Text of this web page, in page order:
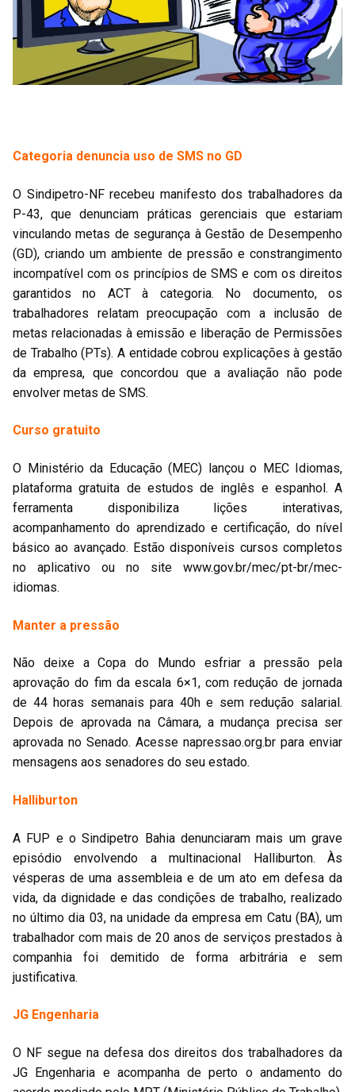
Categoria denuncia uso de SMS no GD
O Sindipetro-NF recebeu manifesto dos trabalhadores da
P-43, que denunciam práticas gerenciais que estariam
vinculando metas de segurança à Gestão de Desempenho
(GD), criando um ambiente de pressão e constrangimento
incompatível com os princípios de SMS e com os direitos
garantidos no ACT à categoria. No documento, os
trabalhadores relatam preocupação com a inclusão de
metas relacionadas à emissão e liberação de Permissões
de Trabalho (PTs). A entidade cobrou explicações à gestão
da empresa, que concordou que a avaliação não pode
envolver metas de SMS.
Curso gratuito
O Ministério da Educação (MEC) lançou o MEC Idiomas,
plataforma gratuita de estudos de inglês e espanhol. A
ferramenta disponibiliza lições interativas,
acompanhamento do aprendizado e certificação, do nível
básico ao avançado. Estão disponíveis cursos completos
no aplicativo ou no site www.gov.br/mec/pt-br/mec-
idiomas.
Manter a pressão
Não deixe a Copa do Mundo esfriar a pressão pela
aprovação do fim da escala 6×1, com redução de jornada
de 44 horas semanais para 40h e sem redução salarial.
Depois de aprovada na Câmara, a mudança precisa ser
aprovada no Senado. Acesse napressao.org.br para enviar
mensagens aos senadores do seu estado.
Halliburton
A FUP e o Sindipetro Bahia denunciaram mais um grave
episódio envolvendo a multinacional Halliburton. Às
vésperas de uma assembleia e de um ato em defesa da
vida, da dignidade e das condições de trabalho, realizado
no último dia 03, na unidade da empresa em Catu (BA), um
trabalhador com mais de 20 anos de serviços prestados à
companhia foi demitido de forma arbitrária e sem
justificativa.
JG Engenharia
O NF segue na defesa dos direitos dos trabalhadores da
JG Engenharia e acompanha de perto o andamento do